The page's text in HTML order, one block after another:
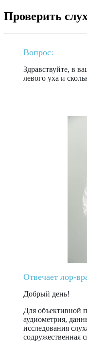
Проверить
Вопрос:
Здравствуйте, в
левого уха и
Отвечает лор-
Добрый день!
Для объективной
аудиометрия,
исследования
содружественная